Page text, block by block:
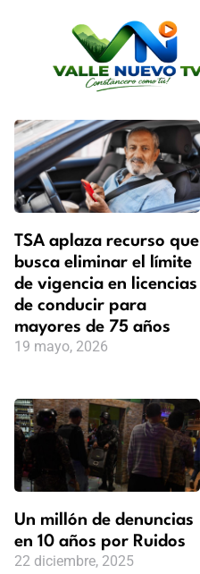
TSA aplaza recurso que
busca eliminar el límite
de vigencia en licencias
de conducir para
mayores de 75 años
19 mayo, 2026
Un millón de denuncias
en 10 años por Ruidos
22 diciembre, 2025